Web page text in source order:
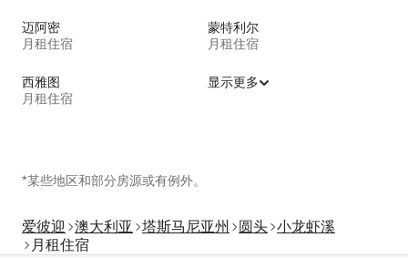
迈阿密
月租住宿
蒙特利尔
月租住宿
西雅图
月租住宿
显示更多
*某些地区和部分房源或有例外。
爱彼迎 澳大利亚 塔斯马尼亚州 圆头 小龙虾溪
月租住宿